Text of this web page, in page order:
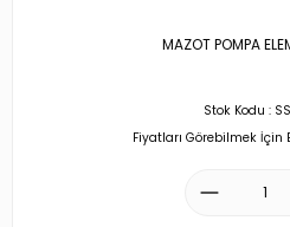
MAZOT POMPA
Stok Kodu :
Fiyatları Görebilmek İçin